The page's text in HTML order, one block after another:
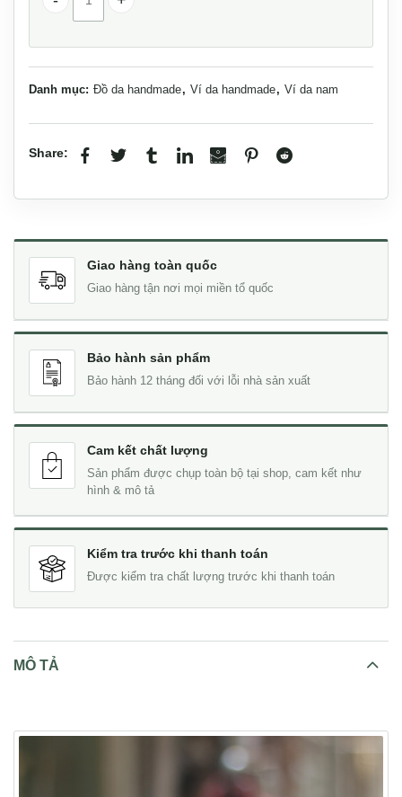
Ví da đựng thẻ handmade nhỏ gọn Lano VDNT06 số lượng
Danh mục: Đồ da handmade, Ví da handmade, Ví da nam
Share:
Giao hàng toàn quốc
Giao hàng tận nơi mọi miền tổ quốc
Bảo hành sản phẩm
Bảo hành 12 tháng đối với lỗi nhà sản xuất
Cam kết chất lượng
Sản phẩm được chụp toàn bộ tại shop, cam kết như
hình & mô tả
Kiểm tra trước khi thanh toán
Được kiểm tra chất lượng trước khi thanh toán
MÔ TẢ